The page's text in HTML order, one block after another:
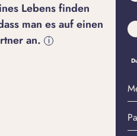
Lebens finden
man es auf einen
an.
i
E-